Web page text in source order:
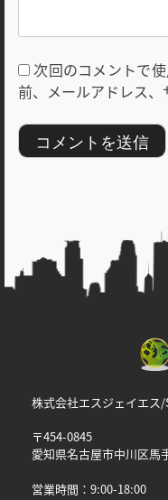
次回のコメントで
前、メールアドレス、
株式会社エスジェイエス/
〒454-0845
愛知県名古屋市中川区馬
営業時間：9:00-18:00